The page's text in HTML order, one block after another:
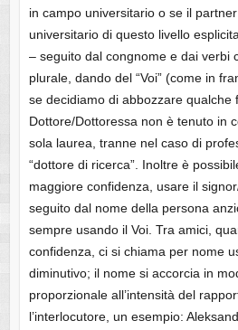
in campo universitario o se il
universitario di questo livello
– seguito dal congnome e dai verbi
plurale, dando del “Voi” (come in
se decidiamo di abbozzare qualche
Dottore/Dottoressa non è tenuto in
sola laurea, tranne nel caso di
“dottore di ricerca”. Inoltre è
maggiore confidenza, usare il
seguito dal nome della persona
sempre usando il Voi. Tra amici,
confidenza, ci si chiama per nome
diminutivo; il nome si accorcia in
proporzionale all’intensità del
l’interlocutore, un esempio: